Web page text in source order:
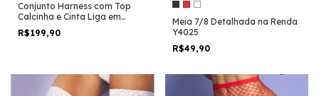
Conjunto Harness com Top
Calcinha e Cinta Liga em
Couro 9278
R$199,90
Meia 7/8 Detalhada na Renda
Y4025
R$49,90